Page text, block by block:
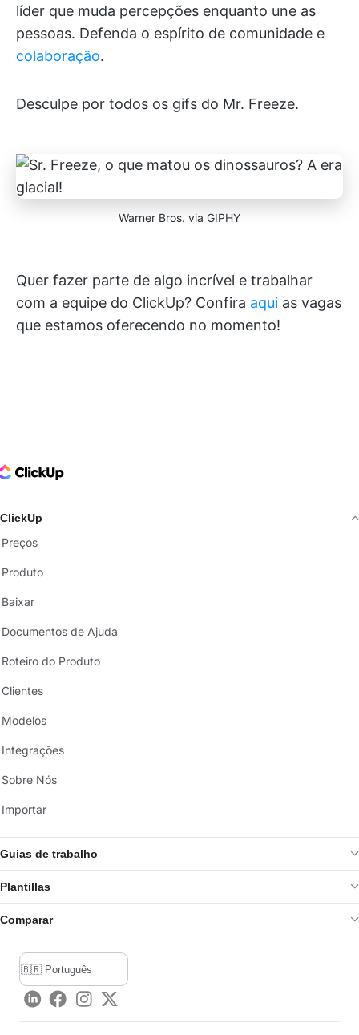
líder que muda percepções enquanto une as
pessoas. Defenda o espírito de comunidade e
colaboração.
Desculpe por todos os gifs do Mr. Freeze.
Warner Bros. via GIPHY
Quer fazer parte de algo incrível e trabalhar
com a equipe do ClickUp? Confira aqui as vagas
que estamos oferecendo no momento!
Logo
ClickUp
Preços
Produto
Baixar
Documentos de Ajuda
Roteiro do Produto
Clientes
Modelos
Integrações
Sobre Nós
Importar
Guias de trabalho
Plantillas
Comparar
LinkedInFacebook
Instagram
Twitter